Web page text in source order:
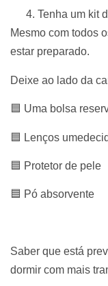
Tenha um kit
Mesmo com todos
estar preparado.
Deixe ao lado da
🟦 Uma bolsa
🟦 Lenços
🟦 Protetor de pele
🟦 Pó absorvente
Saber que está
dormir com mais